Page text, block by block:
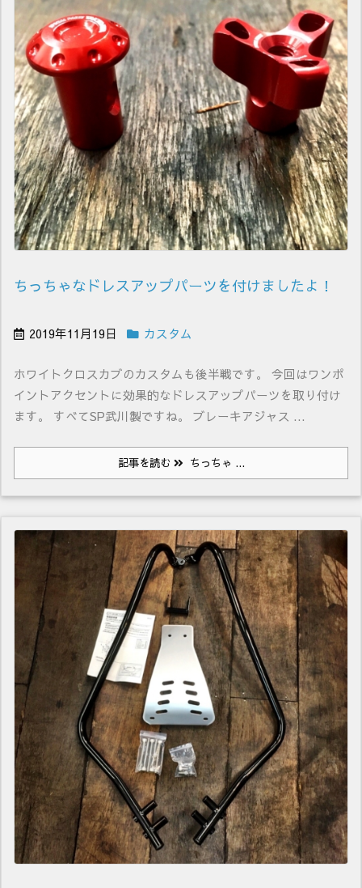
ちっちゃなドレスアップパーツを付けましたよ！
2019年11月19日 カスタム
ホワイトクロスカブのカスタムも後半戦です。 今回はワンポ
イントアクセントに効果的なドレスアップパーツを取り付け
ます。 すべてSP武川製ですね。 ブレーキアジャス ...
記事を読む ちっちゃ ...